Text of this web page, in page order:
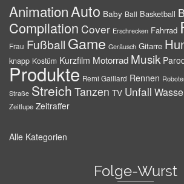
AnimationAuto Baby Ball Basketball
Compilation Cover Erschrecken Fahrrad
Frau Fußball Game Geräusch Gitarre
knapp Kostüm Kurzfilm Motorrad Musik
Produkte Remi Gaillard Rennen
Straße Streich Tanzen TV Unfall
Zeitlupe Zeitraffer
Alle Kategorien
Folge-Wurst